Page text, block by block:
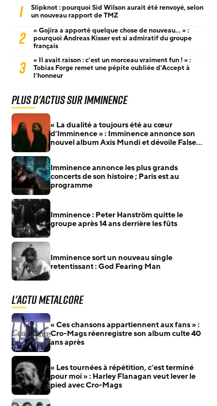
1
Slipknot : pourquoi Sid Wilson aurait été renvoyé, selon
un nouveau rapport de TMZ
2
« Gojira a apporté quelque chose de nouveau… » :
pourquoi Andreas Kisser est si admiratif du groupe
français
3
« Il avait raison : c’est un morceau vraiment fun ! » :
Tobias Forge remet une pépite oubliée d’Accept à
l’honneur
Plus d'actus sur Imminence
« La dualité a toujours été au cœur
d’Imminence » : Imminence annonce son
nouvel album Axis Mundi et dévoile False
Imminence annonce les plus grands
concerts de son histoire ; Paris est au
programme
Imminence : Peter Hanström quitte le
groupe après 14 ans derrière les fûts
Imminence sort un nouveau single
retentissant : God Fearing Man
L'actu Metalcore
« Ces chansons appartiennent aux fans » :
Cro-Mags réenregistre son album culte 40
ans après
« Les tournées à répétition, c’est terminé
pour moi » : Harley Flanagan veut lever le
pied avec Cro-Mags